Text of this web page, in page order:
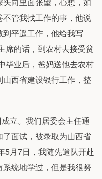
向里面张望，心想，如
管我找工作的事，他说
平遥工作，他给我写
席的话，到农村去接受贫
毕业后，爸妈送他去农村
西省建设银行工作，整
立。我们居委会主任通
面试，被录取为山西省
5月7日，我随先遣队开赴
统地学过，但是我很努